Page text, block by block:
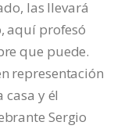
las llevará
aquí profesó
que puede.
representación
y él
Sergio